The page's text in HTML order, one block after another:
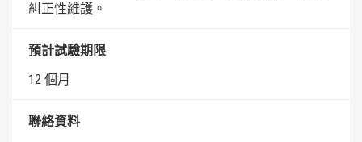
糾正性維護。
預計試驗期限
12 個月
聯絡資料